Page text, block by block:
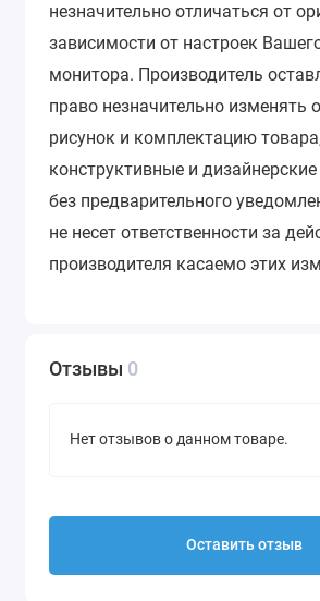
незначительно отличаться от
зависимости от настроек
монитора. Производитель
право незначительно изменять
рисунок и комплектацию
конструктивные и
без предварительного
не несет ответственности за
производителя касаемо этих
Отзывы 0
Нет отзывов о данном товаре.
Оставить отзыв